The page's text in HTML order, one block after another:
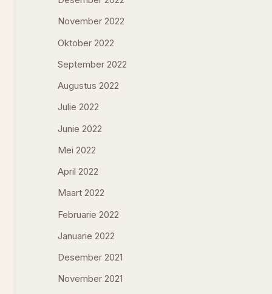
November 2022
Oktober 2022
September 2022
Augustus 2022
Julie 2022
Junie 2022
Mei 2022
April 2022
Maart 2022
Februarie 2022
Januarie 2022
Desember 2021
November 2021